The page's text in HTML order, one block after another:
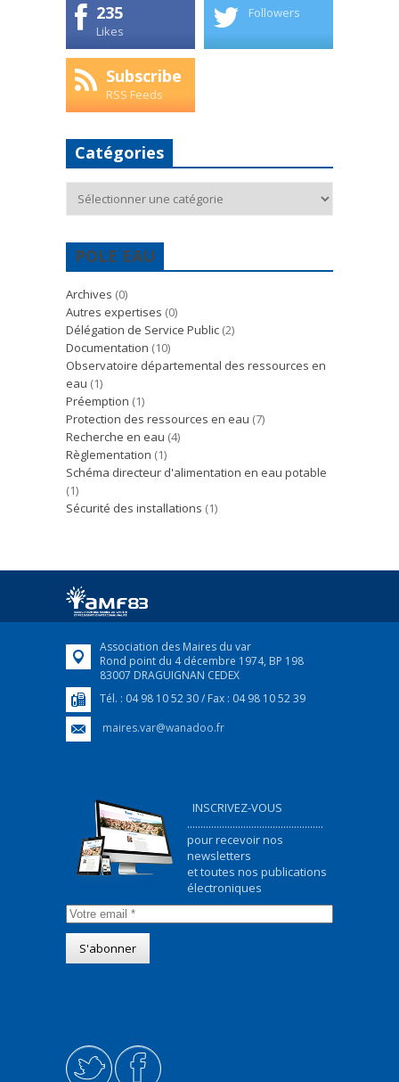
235
Likes
Followers
Subscribe
RSS Feeds
Catégories
POLE EAU
Archives (0)
Autres expertises (0)
Délégation de Service Public (2)
Documentation (10)
Observatoire départemental des ressources en
eau (1)
Préemption (1)
Protection des ressources en eau (7)
Recherche en eau (4)
Règlementation (1)
Schéma directeur d'alimentation en eau potable
(1)
Sécurité des installations (1)
Association des Maires du var
Rond point du 4 décembre 1974, BP 198
83007 DRAGUIGNAN CEDEX
Tél. : 04 98 10 52 30 / Fax : 04 98 10 52 39
maires.var@wanadoo.fr
INSCRIVEZ-VOUS
...................................................
pour recevoir nos
newsletters
et toutes nos publications
électroniques